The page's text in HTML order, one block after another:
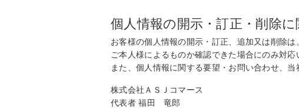
個人情報の開示・訂正・削除
お客様の個人情報の開示・訂正、追加又は削除
ご本人様によるものか確認できた場合にのみ対応
また、個人情報に関する要望・お問い合わせ、
株式会社ＡＳＪコマース
代表者 福田 竜郎